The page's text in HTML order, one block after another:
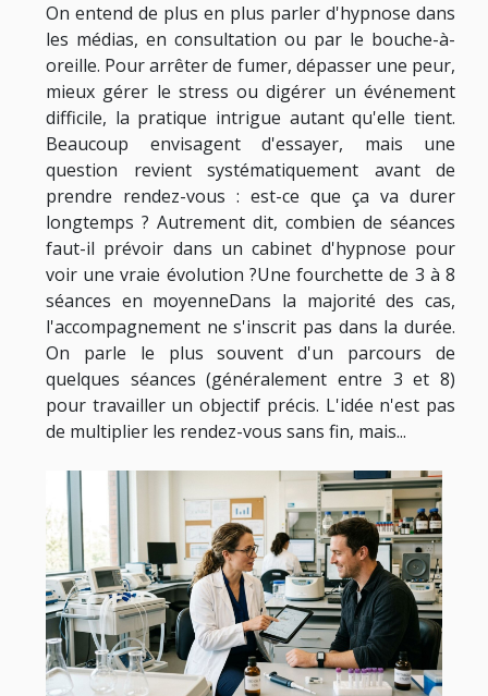
On entend de plus en plus parler d'hypnose dans
les médias, en consultation ou par le bouche-à-
oreille. Pour arrêter de fumer, dépasser une peur,
mieux gérer le stress ou digérer un événement
difficile, la pratique intrigue autant qu'elle tient.
Beaucoup envisagent d'essayer, mais une
question revient systématiquement avant de
prendre rendez-vous : est-ce que ça va durer
longtemps ? Autrement dit, combien de séances
faut-il prévoir dans un cabinet d'hypnose pour
voir une vraie évolution ?Une fourchette de 3 à 8
séances en moyenneDans la majorité des cas,
l'accompagnement ne s'inscrit pas dans la durée.
On parle le plus souvent d'un parcours de
quelques séances (généralement entre 3 et 8)
pour travailler un objectif précis. L'idée n'est pas
de multiplier les rendez-vous sans fin, mais...